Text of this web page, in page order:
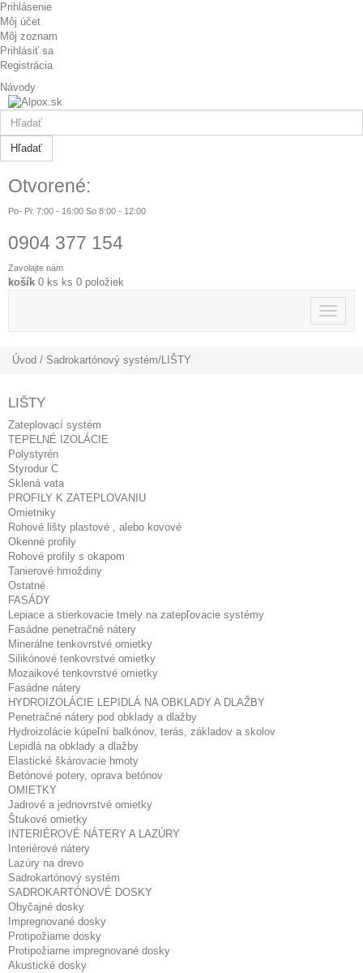
Prihlásenie
Môj účet
Môj zoznam
Prihlásiť sa
Registrácia
Návody
Hľadať
Otvorené:
Po- Pi: 7:00 - 16:00 So 8:00 - 12:00
0904 377 154
Zavolajte nám
košík 0 ks ks 0 položiek
Toggle
Úvod / Sadrokartónový systém/LIŠTY
LIŠTY
Zateplovací systém
TEPELNÉ IZOLÁCIE
Polystyrén
Styrodur C
Sklená vata
PROFILY K ZATEPLOVANIU
Omietniky
Rohové lišty plastové , alebo kovové
Okenné profily
Rohové profily s okapom
Tanierové hmoždiny
Ostatné
FASÁDY
Lepiace a stierkovacie tmely na zatepľovacie systémy
Fasádne penetračné nátery
Minerálne tenkovrstvé omietky
Silikónové tenkovrstvé omietky
Mozaikové tenkovrstvé omietky
Fasádne nátery
HYDROIZOLÁCIE LEPIDLÁ NA OBKLADY A DLAŽBY
Penetračné nátery pod obklady a dlažby
Hydroizolácie kúpeľní balkónov, terás, základov a skolov
Lepidlá na obklady a dlažby
Elastické škárovacie hmoty
Betónové potery, oprava betónov
OMIETKY
Jadrové a jednovrstvé omietky
Štukové omietky
INTERIÉROVÉ NÁTERY A LAZÚRY
Interiérové nátery
Lazúry na drevo
Sadrokartónový systém
SADROKARTÓNOVÉ DOSKY
Obyčajné dosky
Impregnované dosky
Protipožiarne dosky
Protipožiarne impregnované dosky
Akustické dosky